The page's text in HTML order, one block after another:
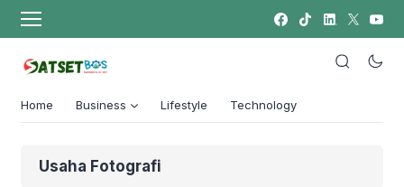
Home Business Lifestyle Technology
Usaha Fotografi